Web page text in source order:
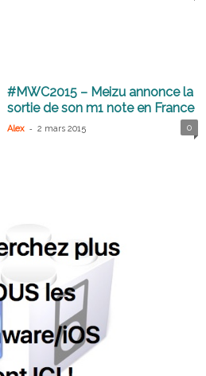
#MWC2015 – Meizu annonce la
sortie de son m1 note en France
Alex - 2 mars 2015 0